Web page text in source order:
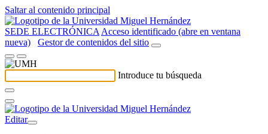
Saltar al contenido principal
SEDE ELECTRÓNICA Acceso identificado (abre en ventana
nueva)
Gestor de contenidos del sitio
Introduce tu búsqueda
Editar